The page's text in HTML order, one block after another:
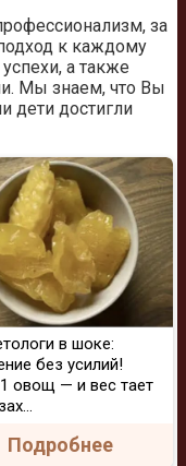
за
к каждому
а также
Мы знаем, что Вы
дети достигли
в шоке:
без усилий!
овощ — и вес тает
Подробнее